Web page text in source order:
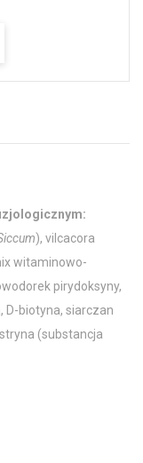
), vilcacora
witaminowo-
pirydoksyny,
D-biotyna, siarczan
(substancja